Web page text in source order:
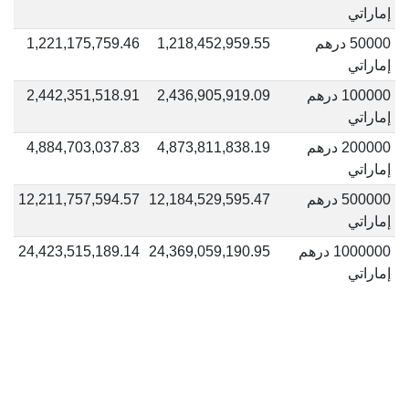
إماراتي
50000 درهم
إماراتي
1,218,452,959.55
1,221,175,759.46
100000 درهم
إماراتي
2,436,905,919.09
2,442,351,518.91
200000 درهم
إماراتي
4,873,811,838.19
4,884,703,037.83
500000 درهم
إماراتي
12,184,529,595.47
12,211,757,594.57
1000000 درهم
إماراتي
24,369,059,190.95
24,423,515,189.14